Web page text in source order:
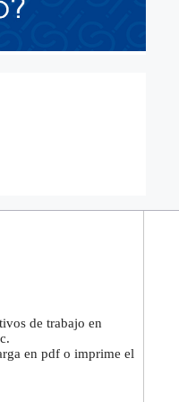
de trabajo en
en pdf o imprime el